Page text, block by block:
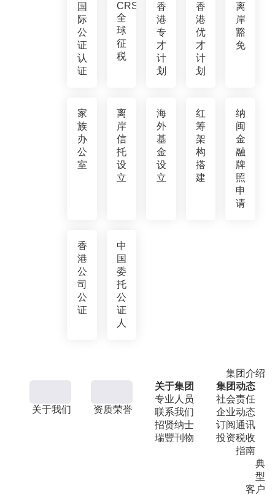
国
际
公
证
认
证
CRS
全
球
征
税
香
港
专
才
计
划
香
港
优
才
计
划
离
岸
豁
免
家
族
办
公
室
离
岸
信
托
设
立
海
外
基
金
设
立
红
筹
架
构
搭
建
纳
闽
金
融
牌
照
申
请
香
港
公
司
公
证
中
国
委
托
公
证
人
集团介绍
关于我们 资质荣誉
关于集团
专业人员
联系我们
招贤纳士
瑞豐刊物
集团动态
社会责任
企业动态
订阅通讯
投资税收
指南
典
型
客户